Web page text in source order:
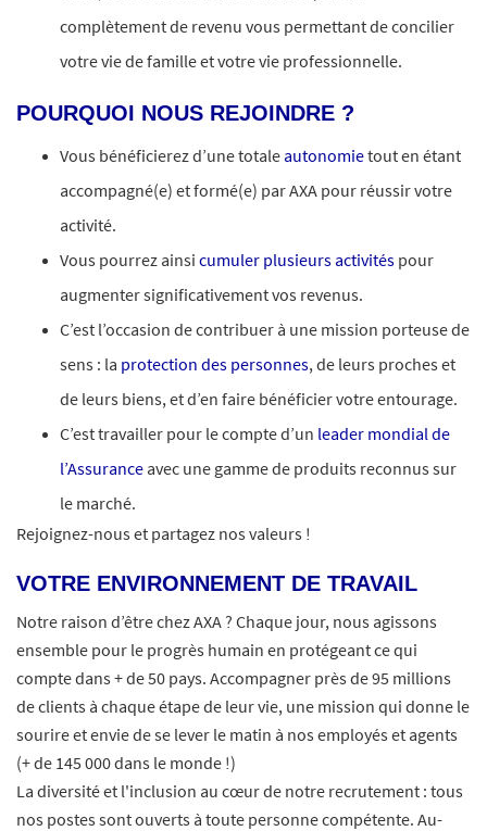
complètement de revenu vous permettant de concilier
votre vie de famille et votre vie professionnelle.
POURQUOI NOUS REJOINDRE ?
Vous bénéficierez d’une totale autonomietout en étant
accompagné(e) et formé(e) par AXA pour réussir votre
activité.
Vous pourrez ainsi cumuler plusieurs activités pour
augmenter significativement vos revenus.
C’est l’occasion de contribuer à une mission porteuse de
sens : la protection des personnes, de leurs proches et
de leurs biens, et d’en faire bénéficier votre entourage.
C’est travailler pour le compte d’un leader mondial de
l’Assurance avec une gamme de produits reconnus sur
le marché.
Rejoignez-nous et partagez nos valeurs !
VOTRE ENVIRONNEMENT DE TRAVAIL
Notre raison d’être chez AXA ? Chaque jour, nous agissons
ensemble pour le progrès humain en protégeant ce qui
compte dans + de 50 pays. Accompagner près de 95 millions
de clients à chaque étape de leur vie, une mission qui donne le
sourire et envie de se lever le matin à nos employés et agents
(+ de 145 000 dans le monde !)
La diversité et l'inclusion au cœur de notre recrutement : tous
nos postes sont ouverts à toute personne compétente. Au-